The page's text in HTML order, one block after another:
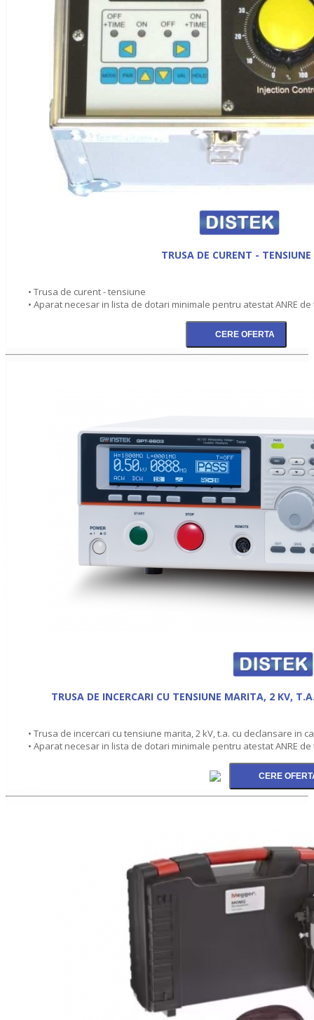
TRUSA DE CURENT - TENSIUNE
• Trusa de curent - tensiune
• Aparat necesar in lista de dotari minimale pentru atestat ANRE de
TRUSA DE INCERCARI CU TENSIUNE MARITA, 2 KV,
• Trusa de incercari cu tensiune marita, 2 kV, t.a. cu declansare in
• Aparat necesar in lista de dotari minimale pentru atestat ANRE de